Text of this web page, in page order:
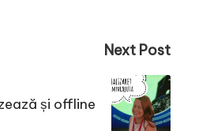
Next Post
și offline